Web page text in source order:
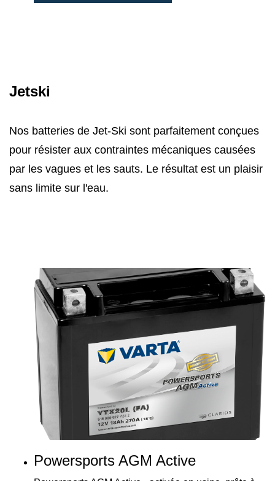
Jetski
Nos batteries de Jet-Ski sont parfaitement conçues
pour résister aux contraintes mécaniques causées
par les vagues et les sauts. Le résultat est un plaisir
sans limite sur l'eau.
Powersports AGM Active